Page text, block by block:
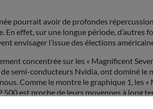
pourrait avoir de profondes
effet, sur une longue période,
envisager l’issue des élections
concentrée sur les « Magnificent
semi-conducteurs Nvidia, ont dominé le
Comme le montre le graphique 1,
est proche de leurs moyennes à long